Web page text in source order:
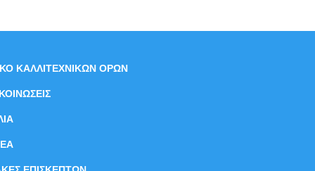
ΚΑΛΛΙΤΕΧΝΙΚΩΝ ΟΡΩΝ